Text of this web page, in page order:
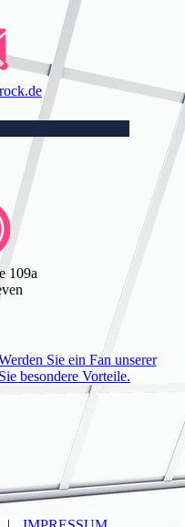
109a
Sie ein Fan unserer
besondere Vorteile.